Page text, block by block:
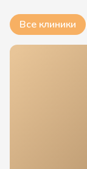
Все клиники